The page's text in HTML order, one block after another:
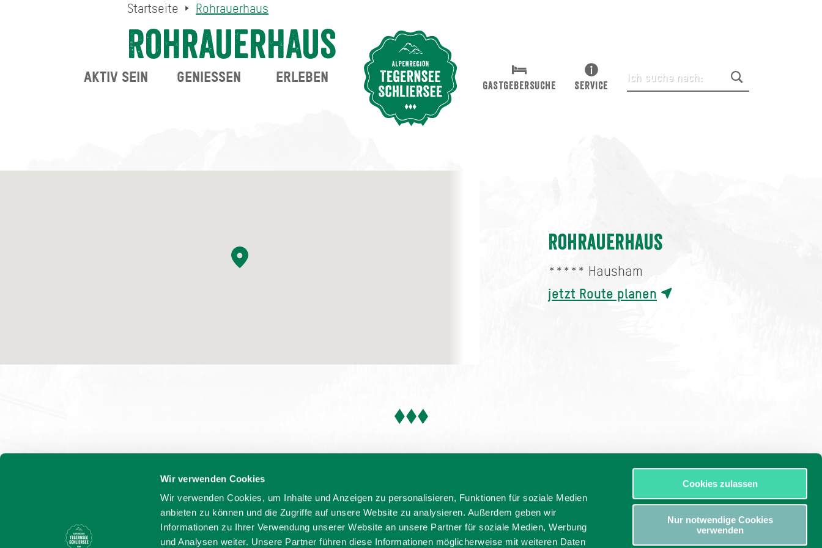
Wir verwenden Cookies
Wir verwenden Cookies, um Inhalte und Anzeigen zu personalisieren, Funktionen für soziale Medien
anbieten zu können und die Zugriffe auf unsere Website zu analysieren. Außerdem geben wir
Informationen zu Ihrer Verwendung unserer Website an unsere Partner für soziale Medien, Werbung
und Analysen weiter. Unsere Partner führen diese Informationen möglicherweise mit weiteren Daten
Cookies zulassen
Nur notwendige Cookies
verwenden
Startseite Rohrauerhaus
Rohrauerhaus
Rohrauerhaus
***** Hausham
jetzt Route planen
AKTIV SEIN GENIESSEN ERLEBEN
GASTGEBERSUCHE SERVICE
Suche abschicken